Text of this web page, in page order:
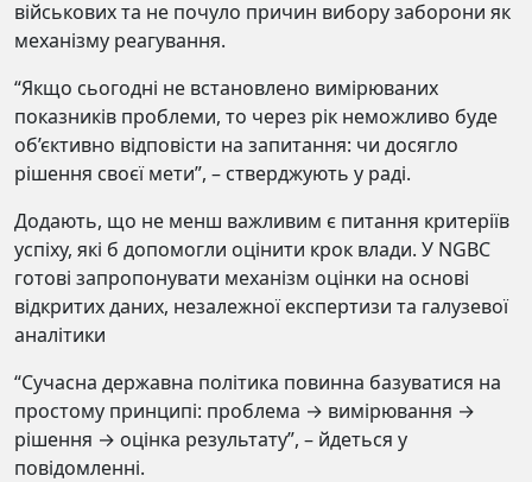
військових та не почуло причин вибору заборони як
механізму реагування.
“Якщо сьогодні не встановлено вимірюваних
показників проблеми, то через рік неможливо буде
об’єктивно відповісти на запитання: чи досягло
рішення своєї мети”, – стверджують у раді.
Додають, що не менш важливим є питання критеріїв
успіху, які б допомогли оцінити крок влади. У NGBC
готові запропонувати механізм оцінки на основі
відкритих даних, незалежної експертизи та галузевої
аналітики
“Сучасна державна політика повинна базуватися на
простому принципі: проблема → вимірювання →
рішення → оцінка результату”, – йдеться у
повідомленні.